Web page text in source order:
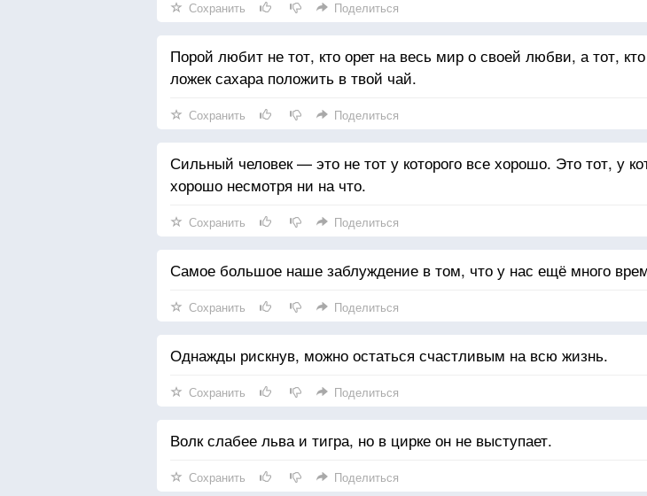
Сохранить Поделиться
Порой любит не тот, кто орет на весь мир о своей любви, а тот, кто
ложек сахара положить в твой чай.
Сохранить Поделиться
Сильный человек — это не тот у которого все хорошо. Это тот, у
хорошо несмотря ни на что.
Сохранить Поделиться
Самое большое наше заблуждение в том, что у нас ещё много
Сохранить Поделиться
Однажды рискнув, можно остаться счастливым на всю жизнь.
Сохранить Поделиться
Волк слабее льва и тигра, но в цирке он не выступает.
Сохранить Поделиться